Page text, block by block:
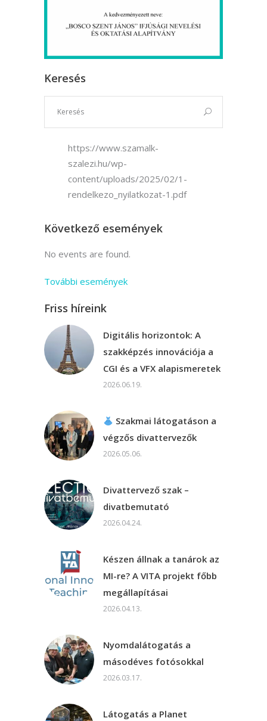
Keresés
https://www.szamalk-
szalezi.hu/wp-
content/uploads/2025/02/1-
rendelkezo_nyilatkozat-1.pdf
Következő események
No events are found.
További események
Friss híreink
Digitális horizontok: A
szakképzés innovációja a
CGI és a VFX alapismeretek
2026.06.19.
Szakmai látogatáson a
végzős divattervezők
2026.05.06.
Divattervező szak –
divatbemutató
2026.04.24.
Készen állnak a tanárok az
MI-re? A VITA projekt főbb
megállapításai
2026.04.13.
Nyomdalátogatás a
másodéves fotósokkal
2026.03.17.
Látogatás a Planet